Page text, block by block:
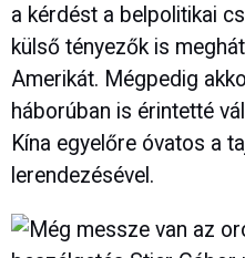
a kérdést a belpolitikai
külső tényezők is
Amerikát. Mégpedig
háborúban is érintetté
Kína egyelőre óvatos a
lerendezésével.